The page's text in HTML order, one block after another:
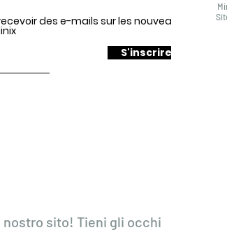
des e-mails sur les nouveautés
S'inscrire
nostro sito! Tieni gli occhi